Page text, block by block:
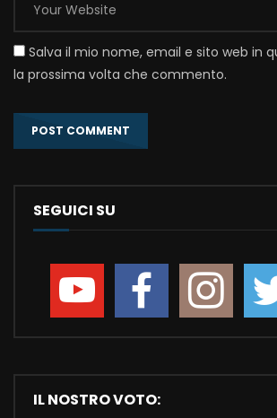
Salva il mio nome, email e sito web in
la prossima volta che commento.
SEGUICI SU
IL NOSTRO VOTO: